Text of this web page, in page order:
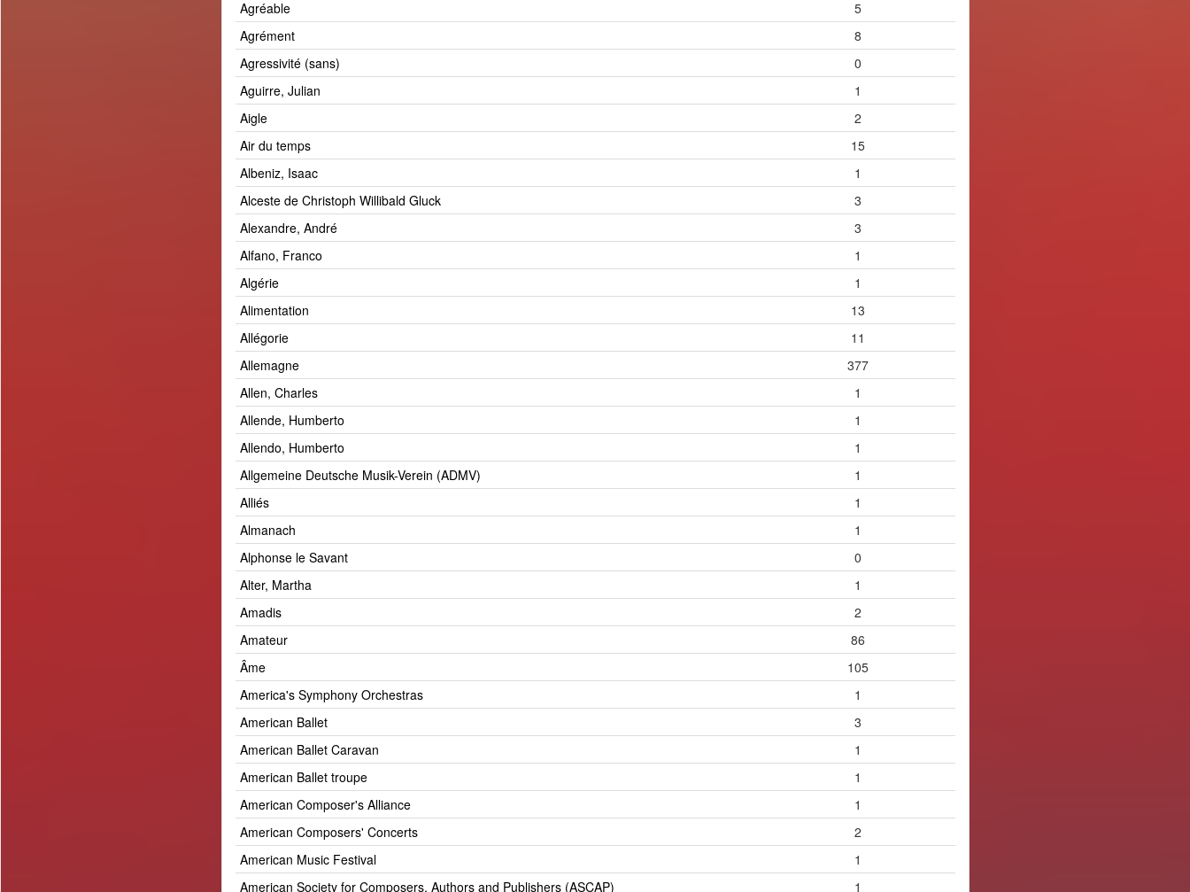
Agréable
5
Agrément
8
Agressivité (sans)
0
Aguirre, Julian
1
Aigle
2
Air du temps
15
Albeniz, Isaac
1
Alceste de Christoph Willibald Gluck
3
Alexandre, André
3
Alfano, Franco
1
Algérie
1
Alimentation
13
Allégorie
11
Allemagne
377
Allen, Charles
1
Allende, Humberto
1
Allendo, Humberto
1
Allgemeine Deutsche Musik-Verein (ADMV)
1
Alliés
1
Almanach
1
Alphonse le Savant
0
Alter, Martha
1
Amadis
2
Amateur
86
Âme
105
America's Symphony Orchestras
1
American Ballet
3
American Ballet Caravan
1
American Ballet troupe
1
American Composer's Alliance
1
American Composers' Concerts
2
American Music Festival
1
American Society for Composers, Authors and Publishers (ASCAP)
1